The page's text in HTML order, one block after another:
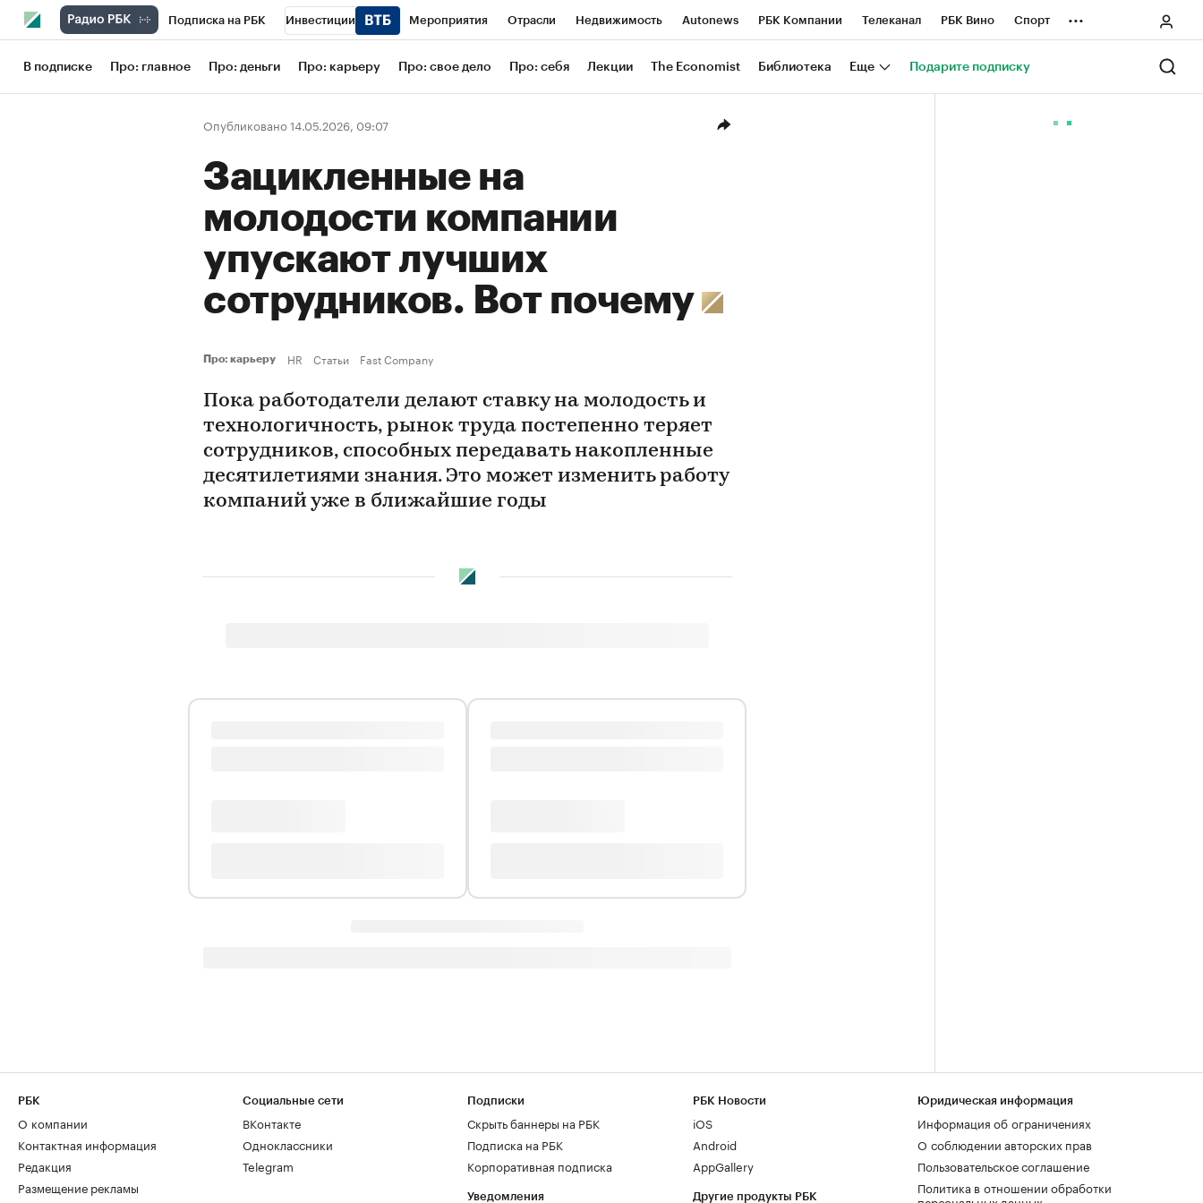
Подписка на РБК Инвестиции Мероприятия Отрасли Недвижимость Autonews РБК Компании Телеканал РБК Вино Спорт
Школа управления РБК РБК Образование РБК Life Тренды Визионеры Национальные проекты Город
Рынок наличной валюты
...
В подписке Про: главное Про: деньги Про: карьеру Про: свое дело Про: себя Лекции The Economist Библиотека Еще Подарите подписку
Опубликовано 14.05.2026, 09:07
Зацикленные на
молодости компании
упускают лучших
сотрудников. Вот почему
Про: карьеру HR Статьи Fast Company
Пока работодатели делают ставку на молодость и
технологичность, рынок труда постепенно теряет
сотрудников, способных передавать накопленные
десятилетиями знания. Это может изменить работу
компаний уже в ближайшие годы
РБК
О компании
Контактная информация
Редакция
Размещение рекламы
Социальные сети
ВКонтакте
Одноклассники
Telegram
Подписки
Скрыть баннеры на РБК
Подписка на РБК
Корпоративная подписка
Уведомления
РБК Новости
iOS
Android
AppGallery
Другие продукты РБК
Юридическая информация
Информация об ограничениях
О соблюдении авторских прав
Пользовательское соглашение
Политика в отношении обработки